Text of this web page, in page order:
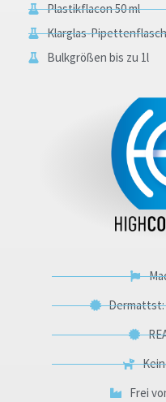
Dermattst:
Frei
Plastikflacon 50 ml
Klarglas-
Bulkgrößen bis zu 1l